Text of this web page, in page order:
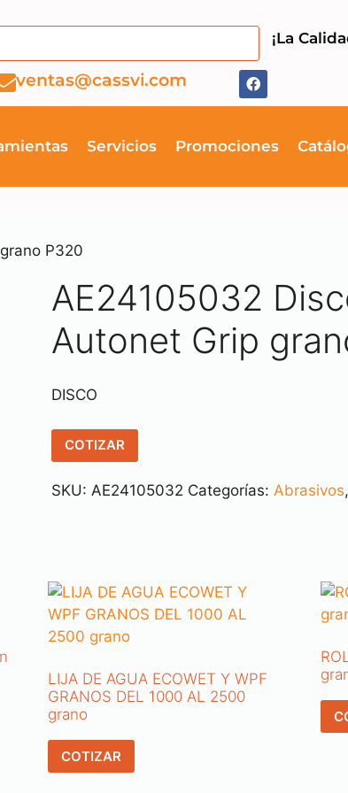
¡La
ventas@cassvi.com
Servicios Promociones
P320
AE24105032
Autonet Grip
DISCO
COTIZAR
SKU: AE24105032 Categorías: Abrasivos,
LIJA DE AGUA ECOWET Y WPF
GRANOS DEL 1000 AL 2500
grano
COTIZAR